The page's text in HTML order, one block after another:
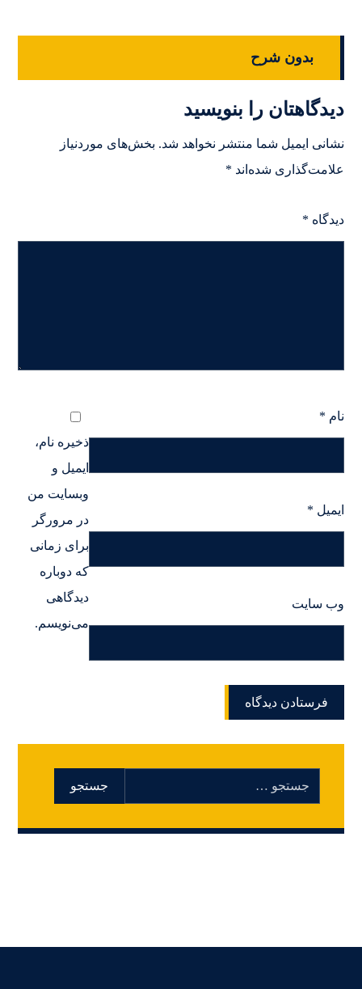
بدون شرح
دیدگاهتان را بنویسید
نشانی ایمیل شما منتشر نخواهد شد. بخش‌های موردنیاز
علامت‌گذاری شده‌اند *
دیدگاه *
نام *
ایمیل *
وب‌ سایت
ذخیره نام،
ایمیل و
وبسایت من
در مرورگر
برای زمانی
که دوباره
دیدگاهی
می‌نویسم.